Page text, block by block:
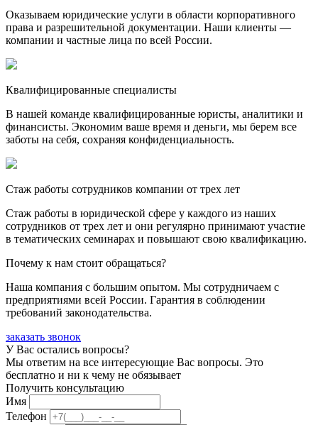
Оказываем юридические услуги в области корпоративного
права и разрешительной документации. Наши клиенты —
компании и частные лица по всей России.
Квалифицированные специалисты
В нашей команде квалифицированные юристы, аналитики и
финансисты. Экономим ваше время и деньги, мы берем все
заботы на себя, сохраняя конфиденциальность.
Стаж работы сотрудников компании от трех лет
Стаж работы в юридической сфере у каждого из наших
сотрудников от трех лет и они регулярно принимают участие
в тематических семинарах и повышают свою квалификацию.
Почему к нам стоит обращаться?
Наша компания с большим опытом. Мы сотрудничаем с
предприятиями всей России. Гарантия в соблюдении
требований законодательства.
заказать звонок
У Вас остались вопросы?
Мы ответим на все интересующие Вас вопросы. Это
бесплатно и ни к чему не обязывает
Получить консультацию
Имя
Телефон